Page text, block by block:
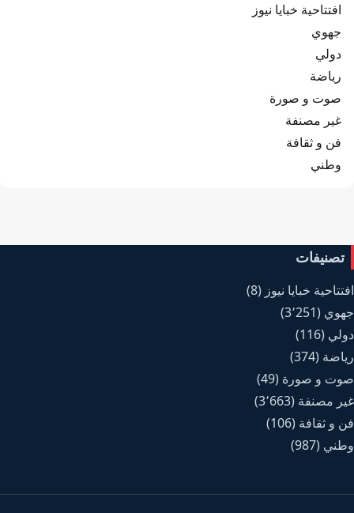
افتتاحية خبايا نيوز
جهوي
دولي
رياضة
صوت و صورة
غير مصنفة
فن و ثقافة
وطني
تصنيفات
افتتاحية خبايا نيوز (8)
جهوي (3٬251)
دولي (116)
رياضة (374)
صوت و صورة (49)
غير مصنفة (3٬663)
فن و ثقافة (106)
وطني (987)